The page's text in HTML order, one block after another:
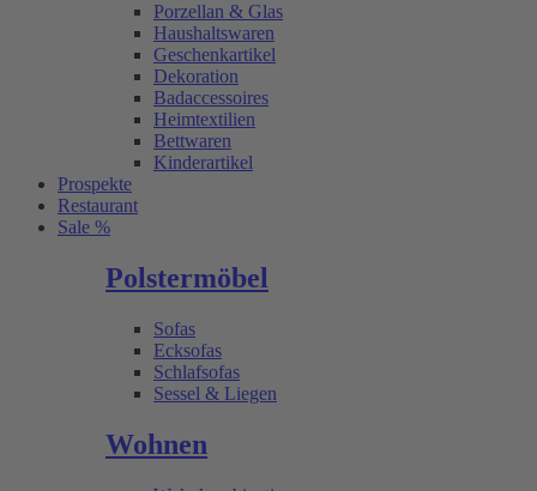
Porzellan & Glas
Haushaltswaren
Geschenkartikel
Dekoration
Badaccessoires
Heimtextilien
Bettwaren
Kinderartikel
Prospekte
Restaurant
Sale %
Polstermöbel
Sofas
Ecksofas
Schlafsofas
Sessel & Liegen
Wohnen